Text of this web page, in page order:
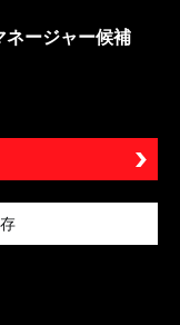
ネージャー候補